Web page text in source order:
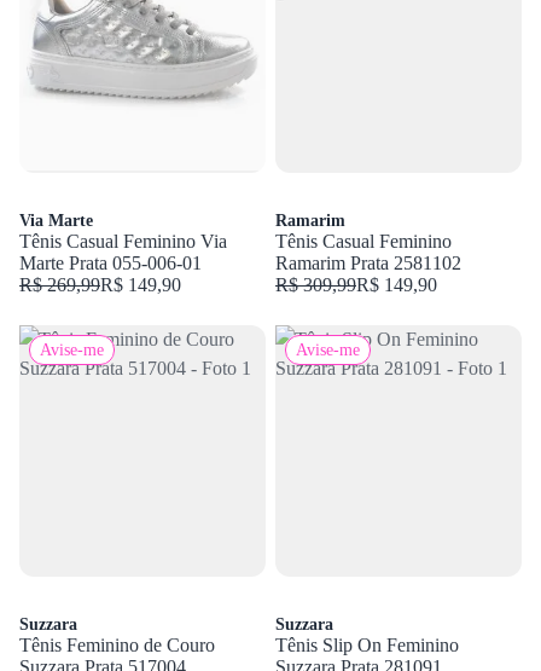
Via Marte
Tênis Casual Feminino Via
Marte Prata 055-006-01
R$ 269,99R$ 149,90
Ramarim
Tênis Casual Feminino
Ramarim Prata 2581102
R$ 309,99R$ 149,90
Avise-me
Suzzara
Tênis Feminino de Couro
Suzzara Prata 517004
Avise-me
Suzzara
Tênis Slip On Feminino
Suzzara Prata 281091